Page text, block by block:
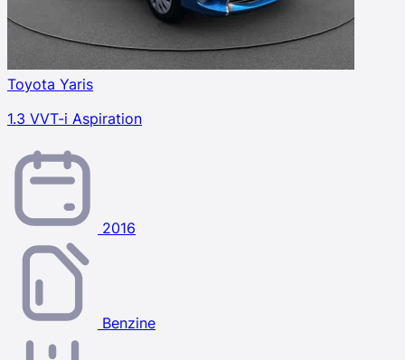
Toyota Yaris
1.3 VVT-i Aspiration
2016
Benzine